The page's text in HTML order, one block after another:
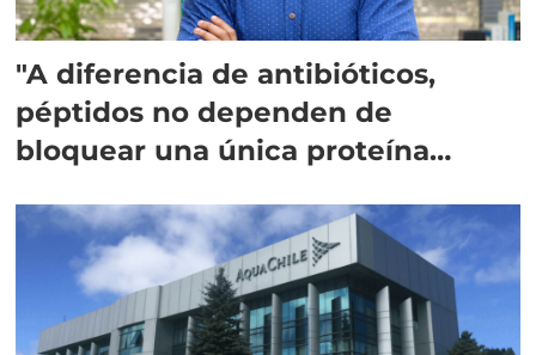
"A diferencia de antibióticos,
péptidos no dependen de
bloquear una única proteína